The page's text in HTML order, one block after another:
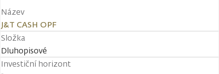
Název
J&T CASH OPF
Složka
Dluhopisové
Investiční horizont